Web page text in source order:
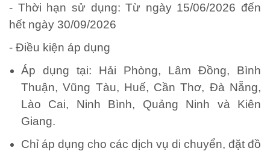
- Thời hạn sử dụng: Từ ngày 15/06/2026 đến
hết ngày 30/09/2026
- Điều kiện áp dụng
Áp dụng tại: Hải Phòng, Lâm Đồng, Bình
Thuận, Vũng Tàu, Huế, Cần Thơ, Đà Nẵng,
Lào Cai, Ninh Bình, Quảng Ninh và Kiên
Giang.
Chỉ áp dụng cho các dịch vụ di chuyển, đặt đồ